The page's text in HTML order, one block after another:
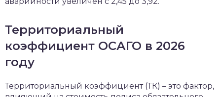
Территориальный
коэффициент ОСАГО в 2026
году
Территориальный коэффициент (ТК) – это фактор,